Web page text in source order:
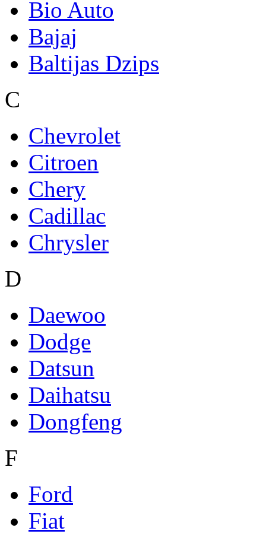
Bio Auto
Bajaj
Baltijas Dzips
C
Chevrolet
Citroen
Chery
Cadillac
Chrysler
D
Daewoo
Dodge
Datsun
Daihatsu
Dongfeng
F
Ford
Fiat